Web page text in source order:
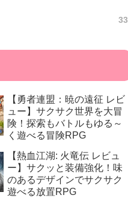
33
【勇者連盟：暁の遠征 レビ
ュー】サクサク世界を大冒
険！探索もバトルもゆる～
く遊べる冒険RPG
【熱血江湖: 火竜伝 レビュ
ー】サクッと装備強化！味
のあるデザインでサクサク
遊べる放置RPG